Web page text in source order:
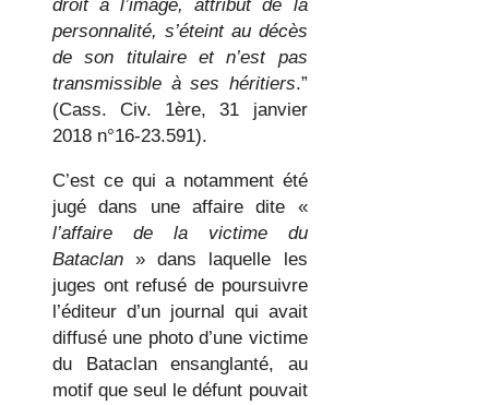
droit à l’image, attribut de la
personnalité, s’éteint au décès
de son titulaire et n’est pas
transmissible à ses héritiers.”
(Cass. Civ. 1ère, 31 janvier
2018 n°16-23.591).
C’est ce qui a notamment été
jugé dans une affaire dite «
l’affaire de la victime du
Bataclan » dans laquelle les
juges ont refusé de poursuivre
l’éditeur d’un journal qui avait
diffusé une photo d’une victime
du Bataclan ensanglanté, au
motif que seul le défunt pouvait